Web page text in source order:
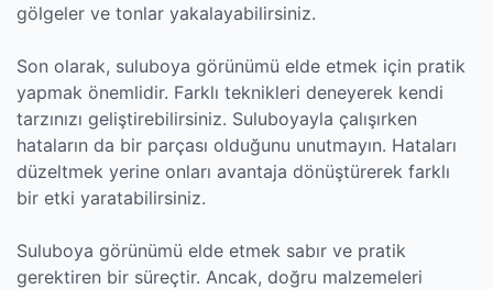
gölgeler ve tonlar yakalayabilirsiniz.
Son olarak, suluboya görünümü elde etmek için pratik
yapmak önemlidir. Farklı teknikleri deneyerek kendi
tarzınızı geliştirebilirsiniz. Suluboyayla çalışırken
hataların da bir parçası olduğunu unutmayın. Hataları
düzeltmek yerine onları avantaja dönüştürerek farklı
bir etki yaratabilirsiniz.
Suluboya görünümü elde etmek sabır ve pratik
gerektiren bir süreçtir. Ancak, doğru malzemeleri